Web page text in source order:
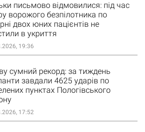
письмово відмовилися: під час
ворожого безпілотника по
двох юних пацієнтів не
в укриття
19:36
сумний рекорд: за тиждень
завдали 4625 ударів по
пунктах Пологівського
17:52